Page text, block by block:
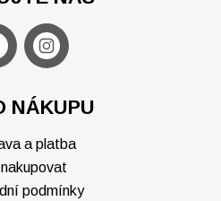
NÁKUPU
a platba
podmínky